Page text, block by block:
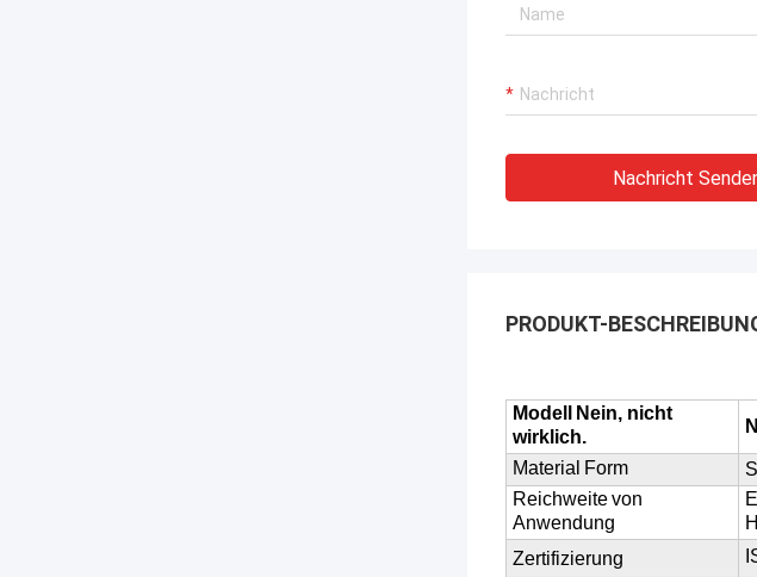
Nachricht
PRODUKT-
Modell
Nein, nicht
wirklich.
Material Form
Reichweitevon
Anwendung
Zertifizierung